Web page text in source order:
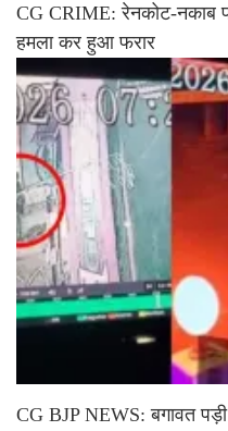
CG CRIME: रेनकोट-नकाब
हमला कर हुआ फरार
CG BJP NEWS: बगावत